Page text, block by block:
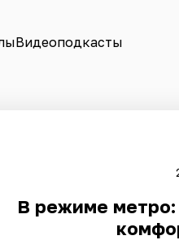
Видеоподкасты
В режиме метро: